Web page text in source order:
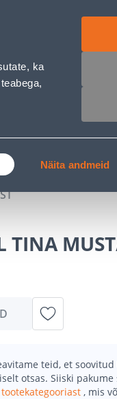
ka
Näita andmeid
TINA
teid, et
otsas. Siiski
tootekategooriast , mis